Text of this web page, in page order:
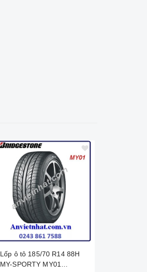
Lốp ô tô 185/70 R14 88H
MY-SPORTY MY01